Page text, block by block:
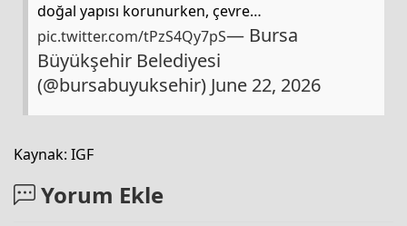
doğal yapısı korunurken, çevre…
pic.twitter.com/tPzS4Qy7pS— Bursa
Büyükşehir Belediyesi
(@bursabuyuksehir) June 22, 2026
Kaynak: IGF
Yorum Ekle